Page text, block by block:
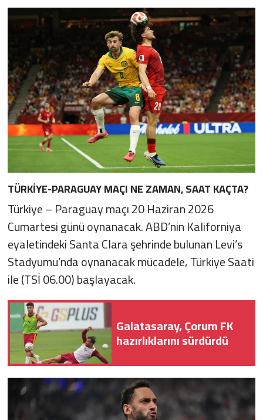
TÜRKİYE-PARAGUAY MAÇI NE ZAMAN, SAAT KAÇTA?
Türkiye – Paraguay maçı 20 Haziran 2026
Cumartesi günü oynanacak. ABD’nin Kaliforniya
eyaletindeki Santa Clara şehrinde bulunan Levi’s
Stadyumu’nda oynanacak mücadele, Türkiye Saati
ile (TSİ 06.00) başlayacak.
Galatasaray, Çorum FK
hazırlıklarını sürdürdü